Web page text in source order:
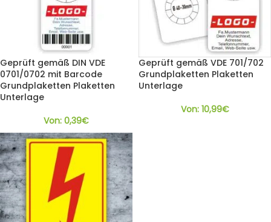
Geprüft gemäß DIN VDE
0701/0702 mit Barcode
Grundplaketten Plaketten
Unterlage
Von: 0,39€
Geprüft gemäß VDE 701/702
Grundplaketten Plaketten
Unterlage
Von: 10,99€